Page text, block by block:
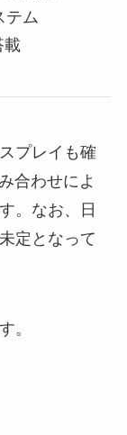
テム
載
プレイも確
合わせによ
。なお、日
定となって
。